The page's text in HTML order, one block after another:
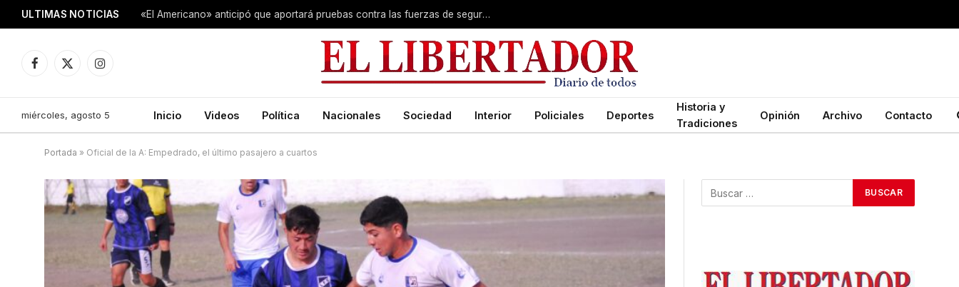
ULTIMAS NOTICIAS «El Americano» anticipó que aportará pruebas contra las fuerzas de seguridad y la jueza Pozzer Penzo
Facebook
X
Instagram
miércoles, agosto 5 Inicio Videos Política Nacionales Sociedad Interior Policiales Deportes
Historia y
Tradiciones
Opinión Archivo Contacto
Portada » Oficial de la A: Empedrado, el último pasajero a cuartos